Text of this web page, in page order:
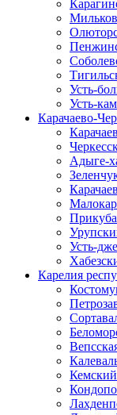
Усть-
Усть-
Карачаево-
Адыге-
Усть-
Карелия